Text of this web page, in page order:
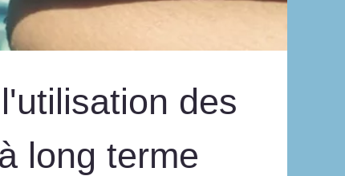
des
long terme